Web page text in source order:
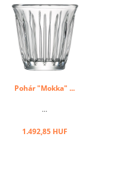
Pohár "Mokka" ...
...
1.492,85 HUF